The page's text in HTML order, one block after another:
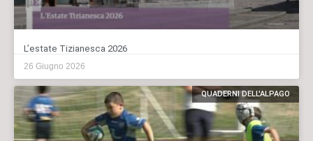
L’estate Tizianesca 2026
26 Giugno 2026
QUADERNI DELL'ALPAGO